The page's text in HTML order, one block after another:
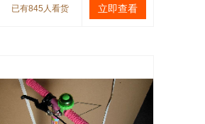
已有845人看货 立即查看